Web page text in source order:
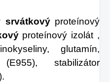
srvátkový proteínový
proteínový izolát ,
glutamín,
stabilizátor